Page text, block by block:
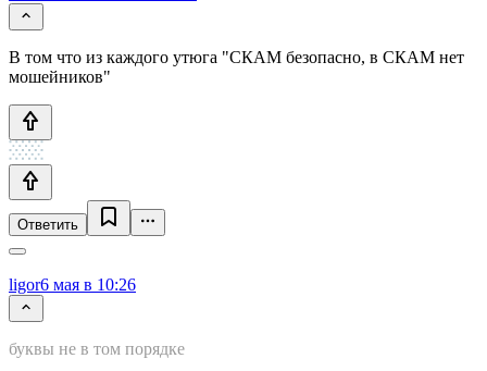
В том что из каждого утюга "СКАМ безопасно, в СКАМ нет
мошейников"
Ответить
ligor6 мая в 10:26
буквы не в том порядке